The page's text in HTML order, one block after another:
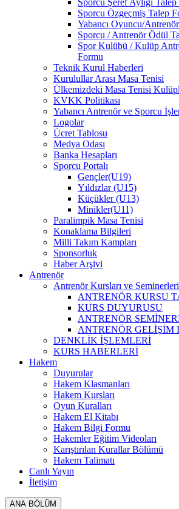
Sporcu Şeref Aylığı
Sporcu Özgeçmiş Talep
Yabancı Oyuncu/
Sporcu / Antrenör Ödül
Spor Kulübü / Kulüp
Formu
Teknik Kurul Haberleri
Kurulullar Arası Masa Tenisi
Ülkemizdeki Masa Tenisi
KVKK Politikası
Yabancı Antrenör ve Sporcu
Logolar
Ücret Tablosu
Medya Odası
Banka Hesapları
Sporcu Portalı
Gençler(U19)
Yıldızlar (U15)
Küçükler (U13)
Minikler(U11)
Paralimpik Masa Tenisi
Konaklama Bilgileri
Milli Takım Kampları
Sponsorluk
Haber Arşivi
Antrenör
Antrenör Kursları ve Seminerleri
ANTRENÖR KURSU
KURS DUYURUSU
ANTRENÖR
ANTRENÖR GELİŞİM
DENKLİK İŞLEMLERİ
KURS HABERLERİ
Hakem
Duyurular
Hakem Klasmanları
Hakem Kursları
Oyun Kuralları
Hakem El Kitabı
Hakem Bilgi Formu
Hakemler Eğitim Videoları
Karıştırılan Kurallar Bölümü
Hakem Talimatı
Canlı Yayın
İletişim
ANA BÖLÜM